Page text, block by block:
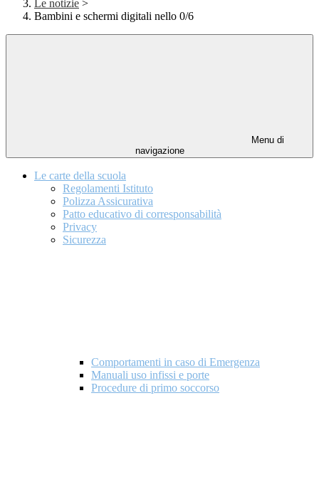
Le notizie >
Bambini e schermi digitali nello 0/6
Menu di
navigazione
Le carte della scuola
Regolamenti Istituto
Polizza Assicurativa
Patto educativo di corresponsabilità
Privacy
Sicurezza
Comportamenti in caso di Emergenza
Manuali uso infissi e porte
Procedure di primo soccorso